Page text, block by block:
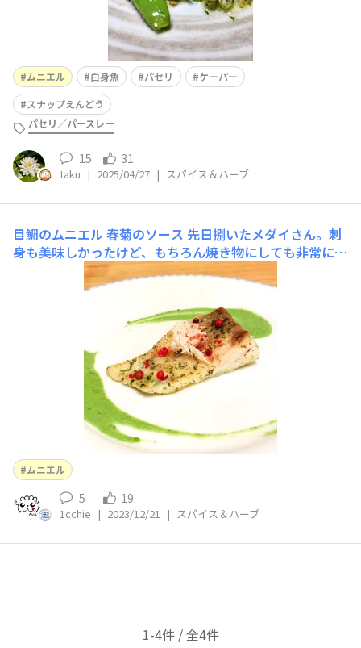
ムニエル 白身魚 パセリ
ケーパー
スナップえんどう
パセリ／パースレー
15 31
taku | 2025/04/27 | スパイス＆ハーブ
目鯛のムニエル 春菊のソース 先日捌いたメダイさん。刺
身も美味しかったけど、もちろん焼き物にしても非常に美
味しい。しっとり柔らかい身質です。 ムニエルに使用し
たハーブは、ディル、イタリアンパセリ、ニンニク。 春
菊のソースには、マジックソルトガーリックを加えてミキ
サーしました。春菊の鮮やかな黄緑色に合わせるよう
ムニエル
5 19
1cchie | 2023/12/21 | スパイス＆ハーブ
1-4件 / 全4件